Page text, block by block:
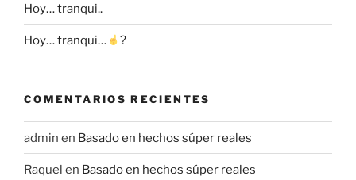
Hoy… tranqui..
Hoy… tranqui… ?
COMENTARIOS RECIENTES
admin en Basado en hechos súper reales
Raquel en Basado en hechos súper reales